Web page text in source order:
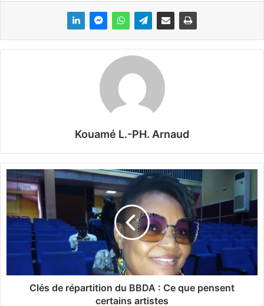
Kouamé L.-PH. Arnaud
l
é
s
p
Clés de répartition du BBDA : Ce que pensent
certains artistes